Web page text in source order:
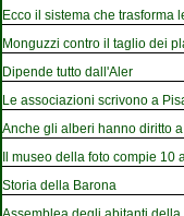
Ecco il sistema che trasforma
Monguzzi contro il taglio dei
Dipende tutto dall'Aler
Le associazioni scrivono a
Anche gli alberi hanno diritto
Il museo della foto compie 10
Storia della Barona